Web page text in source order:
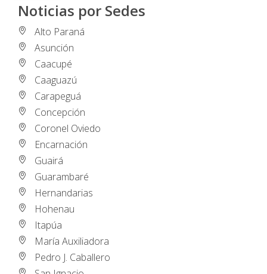
Noticias por Sedes
Alto Paraná
Asunción
Caacupé
Caaguazú
Carapeguá
Concepción
Coronel Oviedo
Encarnación
Guairá
Guarambaré
Hernandarias
Hohenau
Itapúa
María Auxiliadora
Pedro J. Caballero